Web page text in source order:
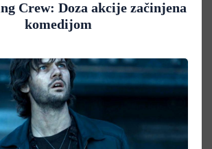
Crew: Doza akcije začinjena
komedijom